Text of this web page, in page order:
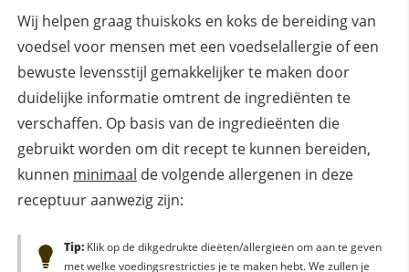
Wij helpen graag thuiskoks en koks de bereiding van
voedsel voor mensen met een voedselallergie of een
bewuste levensstijl gemakkelijker te maken door
duidelijke informatie omtrent de ingrediënten te
verschaffen. Op basis van de ingredieënten die
gebruikt worden om dit recept te kunnen bereiden,
kunnen minimaal de volgende allergenen in deze
receptuur aanwezig zijn:
Tip:Klik op de dikgedrukte dieëten/allergieën om aan te geven
met welke voedingsrestricties je te maken hebt. We zullen je